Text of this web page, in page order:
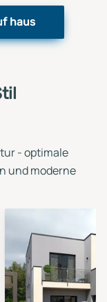
haus
- optimale
und moderne